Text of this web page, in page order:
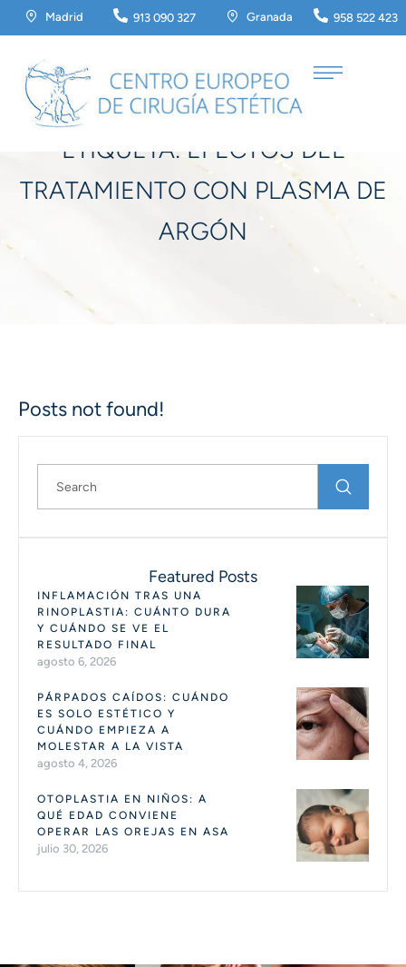
Madrid 913 090 327 Granada 958 522 423
Home efectos del Tratamiento con plasma de argón
ETIQUETA:EFECTOS DEL
TRATAMIENTO CON PLASMA DE
ARGÓN
Posts not found!
Featured Posts
INFLAMACIÓN TRAS UNA
RINOPLASTIA: CUÁNTO DURA
Y CUÁNDO SE VE EL
RESULTADO FINAL
agosto 6, 2026
PÁRPADOS CAÍDOS: CUÁNDO
ES SOLO ESTÉTICO Y
CUÁNDO EMPIEZA A
MOLESTAR A LA VISTA
agosto 4, 2026
OTOPLASTIA EN NIÑOS: A
QUÉ EDAD CONVIENE
OPERAR LAS OREJAS EN ASA
julio 30, 2026